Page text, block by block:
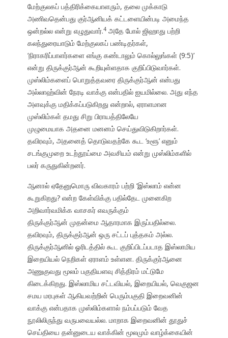
மேற்குலகப் பத்திரிக்கையாளரும், தலை முக்காடு
அணிவதென்பது குர்ஆனியக் கட்டளையின்படி அமைந்த
ஒன்றல்ல என்று எழுதுவார்.4அதே போல் ஜிஹாது பற்றி
கலந்துரையாடும் மேற்குலகப் பண்டிதர்கள்,
‘நிராகரிப்பாளர்களை எங்கு கண்டாலும் கொல்லுங்கள் (9:5)’
என்று திருக்குர்ஆன் கூறியுள்ளதாக குறிப்பிடுவார்கள்.
முஸ்லிம்களைப் பொறுத்தவரை திருக்குர்ஆன் என்பது
அல்லாஹ்வின் நேரடி வாக்கு என்பதில் ஐயமில்லை. அது எந்த
அளவுக்கு மதிக்கப்படுகிறது என்றால், ஏராளமான
முஸ்லிம்கள் தமது சிறு பிராயத்திலேயே
முழுமையாக அதனை மனனம் செய்துவிடுகிறார்கள்.
தவிரவும், அதனைத் தொடுவதற்கே கூட ‘உளூ’ எனும்
சடங்குமுறை உடற்தூய்மை அவசியம் என்று முஸ்லிம்களில்
பலர் கருதுகின்றனர்.
ஆனால் ஏதேனுமொரு விவகாரம் பற்றி ‘இஸ்லாம் என்ன
கூறுகிறது? என்ற கேள்விக்கு பதில்தேட முனைகிற
அறிவார்வமிக்க வாசகர் எவருக்கும்
திருக்குர்ஆன் முதன்மை ஆதாரமாக இருப்பதில்லை.
தவிரவும், திருக்குர்ஆன் ஒரு சட்டப் புத்தகம் அல்ல.
திருக்குர்ஆனில் ஓரிடத்தில் கூட குறிப்பிடப்படாத இஸ்லாமிய
இறையியல் நெறிகள் ஏராளம் உள்ளன. திருக்குர்ஆனை
அணுகுவது மூலம் பகுதியளவு சித்திரம் மட்டுமே
கிடைக்கிறது. இஸ்லாமிய சட்டவியல், இறையியல், வெகுஜன
சமய மரபுகள் ஆகியவற்றின் பெரும்பகுதி இறைவனின்
வாக்கு என்பதாக முஸ்லிம்களால் நம்பப்படும் வேத
நூலிலிருந்து வருபவையல்ல. மாறாக இறைவனின் தூதுச்
செய்தியை தன்னுடைய வாக்கின் மூலமும் வாழ்க்கையின்